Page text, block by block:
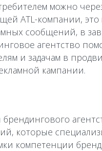
можно
ATL-компании,
сообщений, в
агентство
и задачам в
кампании.
которые
компетенции